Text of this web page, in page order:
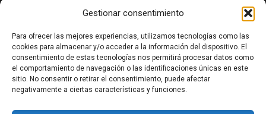
Gestionar consentimiento
Para ofrecer las mejores experiencias, utilizamos tecnologías como las
cookies para almacenar y/o acceder a la información del dispositivo. El
consentimiento de estas tecnologías nos permitirá procesar datos como
el comportamiento de navegación o las identificaciones únicas en este
sitio. No consentir o retirar el consentimiento, puede afectar
negativamente a ciertas características y funciones.
Política de privacidad
Política de cookies
Aviso legal
Contacto